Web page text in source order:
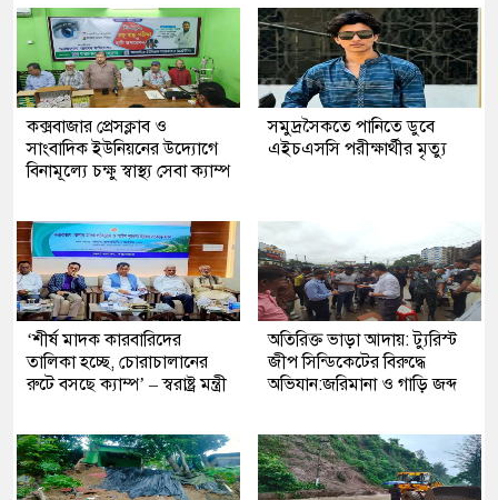
কক্সবাজার প্রেসক্লাব ও
সাংবাদিক ইউনিয়নের উদ্যোগে
বিনামূল্যে চক্ষু স্বাস্থ্য সেবা ক্যাম্প
সমুদ্রসৈকতে পানিতে ডুবে
এইচএসসি পরীক্ষার্থীর মৃত্যু
‘শীর্ষ মাদক কারবারিদের
তালিকা হচ্ছে, চোরাচালানের
রুটে বসছে ক্যাম্প’ – স্বরাষ্ট্র মন্ত্রী
অতিরিক্ত ভাড়া আদায়: ট্যুরিস্ট
জীপ সিন্ডিকেটের বিরুদ্ধে
অভিযান:জরিমানা ও গাড়ি জব্দ